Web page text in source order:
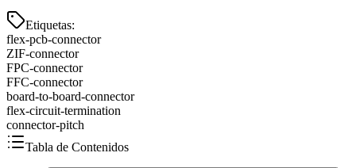
Etiquetas:
flex-pcb-connector
ZIF-connector
FPC-connector
FFC-connector
board-to-board-connector
flex-circuit-termination
connector-pitch
Tabla de Contenidos